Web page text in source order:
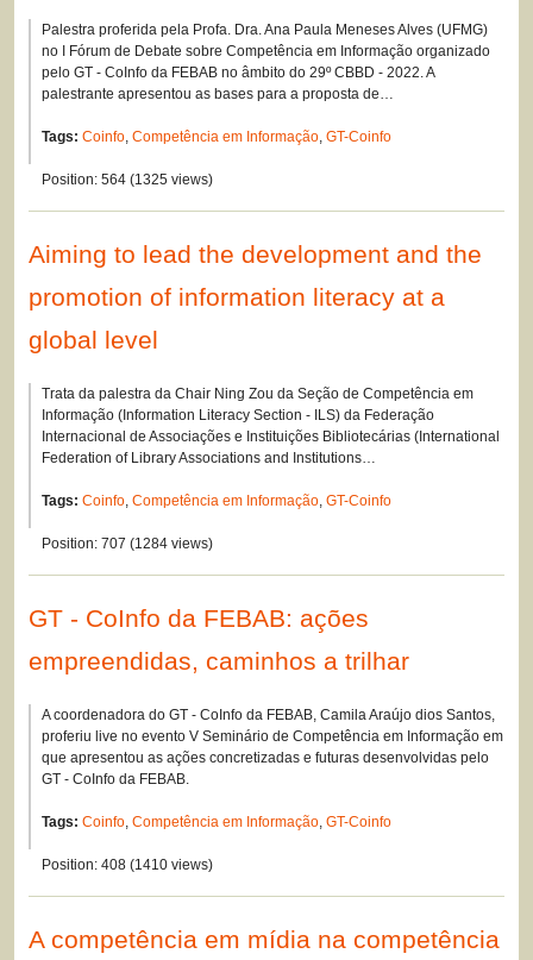
Palestra proferida pela Profa. Dra. Ana Paula Meneses Alves (UFMG)
no I Fórum de Debate sobre Competência em Informação organizado
pelo GT - CoInfo da FEBAB no âmbito do 29º CBBD - 2022. A
palestrante apresentou as bases para a proposta de…
Tags: Coinfo, Competência em Informação, GT-Coinfo
Position: 564 (1325 views)
Aiming to lead the development and the
promotion of information literacy at a
global level
Trata da palestra da Chair Ning Zou da Seção de Competência em
Informação (Information Literacy Section - ILS) da Federação
Internacional de Associações e Instituições Bibliotecárias (International
Federation of Library Associations and Institutions…
Tags: Coinfo, Competência em Informação, GT-Coinfo
Position: 707 (1284 views)
GT - CoInfo da FEBAB: ações
empreendidas, caminhos a trilhar
A coordenadora do GT - CoInfo da FEBAB, Camila Araújo dios Santos,
proferiu live no evento V Seminário de Competência em Informação em
que apresentou as ações concretizadas e futuras desenvolvidas pelo
GT - CoInfo da FEBAB.
Tags: Coinfo, Competência em Informação, GT-Coinfo
Position: 408 (1410 views)
A competência em mídia na competência